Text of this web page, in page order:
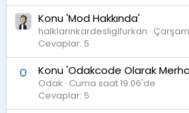
Konu 'Mod Hakkında'
halklarinkardesligifurkan
Cevaplar: 5
Konu 'Odakcode Olarak
Odak Cuma saat 19:06'de
Cevaplar: 5